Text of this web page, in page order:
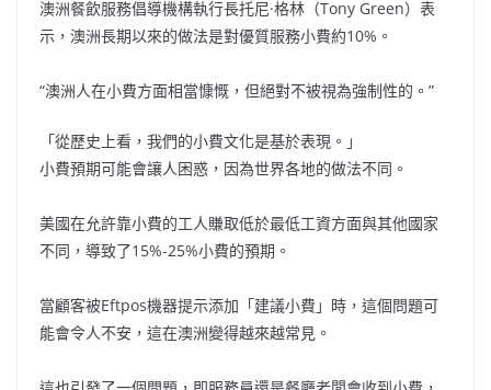
澳洲餐飲服務倡導機構執行長托尼·格林（Tony Green）表
示，澳洲長期以來的做法是對優質服務小費約10%。
“澳洲人在小費方面相當慷慨，但絕對不被視為強制性的。”
「從歷史上看，我們的小費文化是基於表現。」
小費預期可能會讓人困惑，因為世界各地的做法不同。
美國在允許靠小費的工人賺取低於最低工資方面與其他國家
不同，導致了15%-25%小費的預期。
當顧客被Eftpos機器提示添加「建議小費」時，這個問題可
能會令人不安，這在澳洲變得越來越常見。